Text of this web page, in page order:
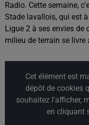
Radio. Cette semaine,
Stade lavallois, qui est
Ligue 2 à ses envies de
milieu de terrain se livre
Cet élément est
dépôt de cookies
souhaitez l'afficher,
en cliquant